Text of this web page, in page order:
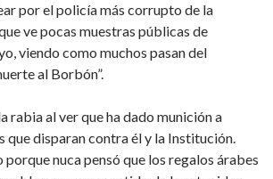
por el policía más corrupto de la
ve pocas muestras públicas de
viendo como muchos pasan del
al Borbón”.
rabia al ver que ha dado munición a
disparan contra él y la Institución.
nuca pensó que los regalos árabes